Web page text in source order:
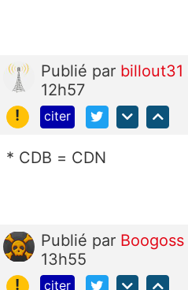
Publié par billout31
12h57
!
citer
* CDB = CDN
Publié par Boogoss
13h55
!
citer